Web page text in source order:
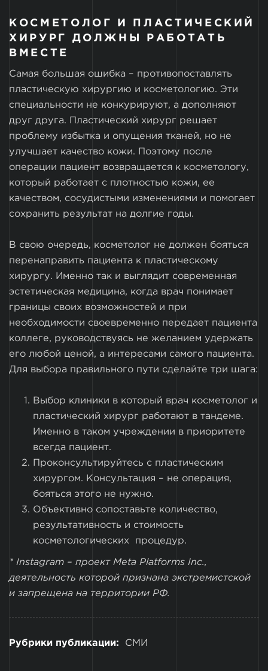
КОСМЕТОЛОГ И ПЛАСТИЧЕСКИЙ
ХИРУРГ ДОЛЖНЫ РАБОТАТЬ
ВМЕСТЕ
Самая большая ошибка – противопоставлять
пластическую хирургию и косметологию. Эти
специальности не конкурируют, а дополняют
друг друга. Пластический хирург решает
проблему избытка и опущения тканей, но не
улучшает качество кожи. Поэтому после
операции пациент возвращается к косметологу,
который работает с плотностью кожи, ее
качеством, сосудистыми изменениями и помогает
сохранить результат на долгие годы.
В свою очередь, косметолог не должен бояться
перенаправить пациента к пластическому
хирургу. Именно так и выглядит современная
эстетическая медицина, когда врач понимает
границы своих возможностей и при
необходимости своевременно передает пациента
коллеге, руководствуясь не желанием удержать
его любой ценой, а интересами самого пациента.
Для выбора правильного пути сделайте три шага:
Выбор клиники в который врач косметолог и
пластический хирург работают в тандеме.
Именно в таком учреждении в приоритете
всегда пациент.
Проконсультируйтесь с пластическим
хирургом. Консультация – не операция,
бояться этого не нужно.
Объективно сопоставьте количество,
результативность и стоимость
косметологических процедур.
* Instagram – проект Meta Platforms Inc.,
деятельность которой признана экстремистской
и запрещена на территории РФ.
Рубрики публикации: СМИ